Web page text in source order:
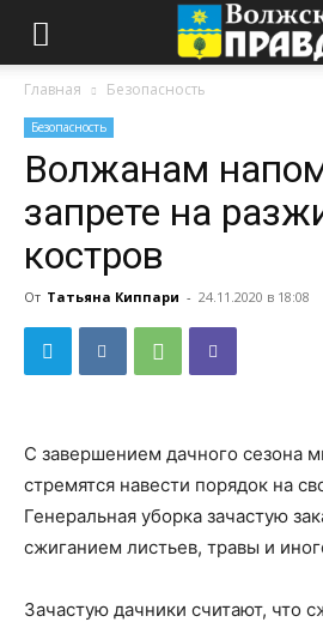
Главная Безопасность
Безопасность
Волжанам
запрете на
костров
От Татьяна Киппари - 24.11.2020 в 18:08
С завершением дачного сезона
стремятся навести порядок на
Генеральная уборка зачастую
сжиганием листьев, травы и
Зачастую дачники считают, что